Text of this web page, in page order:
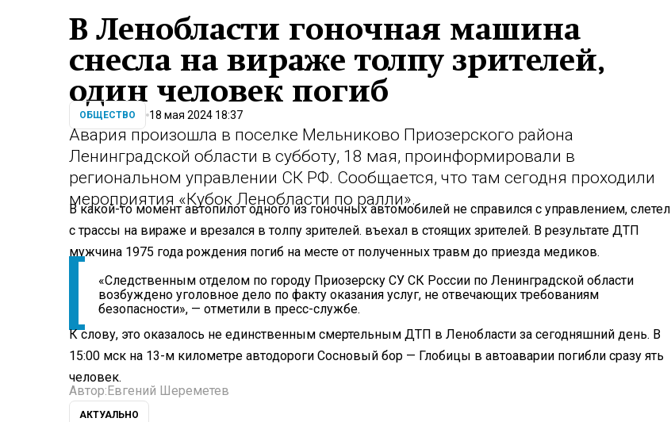
В Ленобласти гоночная машина
снесла на вираже толпу зрителей,
один человек погиб
ОБЩЕСТВО 18 мая 2024 18:37
Авария произошла в поселке Мельниково Приозерского района
Ленинградской области в субботу, 18 мая, проинформировали в
региональном управлении СК РФ. Сообщается, что там сегодня проходили
мероприятия «Кубок Ленобласти по ралли».
В какой-то момент автопилот одного из гоночных автомобилей не справился с управлением, слетел
с трассы на вираже и врезался в толпу зрителей. въехал в стоящих зрителей. В результате ДТП
мужчина 1975 года рождения погиб на месте от полученных травм до приезда медиков.
«Следственным отделом по городу Приозерску СУ СК России по Ленинградской области
возбуждено уголовное дело по факту оказания услуг, не отвечающих требованиям
безопасности», — отметили в пресс-службе.
К слову, это оказалось не единственным смертельным ДТП в Ленобласти за сегодняшний день. В
15:00 мск на 13-м километре автодороги Сосновый бор — Глобицы в автоаварии погибли сразу ять
человек.
Автор:Евгений Шереметев
АКТУАЛЬНО